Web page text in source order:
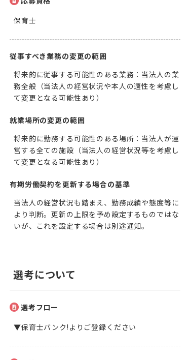
保育士
従事すべき業務の変更の範囲
将来的に従事する可能性のある業務：当法人の業
務全般（当法人の経営状況や本人の適性を考慮し
て変更となる可能性あり）
就業場所の変更の範囲
将来的に勤務する可能性のある場所：当法人が運
営する全ての施設（当法人の経営状況等を考慮し
て変更となる可能性あり）
有期労働契約を更新する場合の基準
当法人の経営状況も踏まえ、勤務成績や態度等に
より判断。更新の上限を予め設定するものではな
いが、これを設定する場合は別途通知。
選考について
選考フロー
▼保育士バンク!よりご登録ください